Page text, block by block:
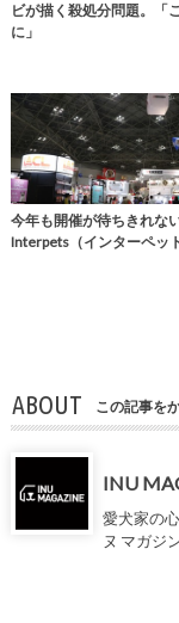
ビが描く殺処分問題。「
に」
今年も開催が待ちきれな
Interpets（インターペッ
ABOUT この記事を
INU
愛犬家の
ヌ マガジ